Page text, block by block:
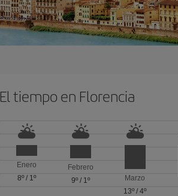
El tiempo en Florencia
Enero
8º/ 1º
Febrero
9º / 1º
Marzo
13º /4º